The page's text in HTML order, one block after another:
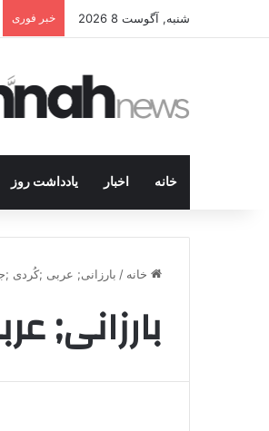
شنبه, آگوست 8 2026 خبر فوری
خانه اخبار یادداشت روز
خانه / بارزانی; عربی
بارزانی;